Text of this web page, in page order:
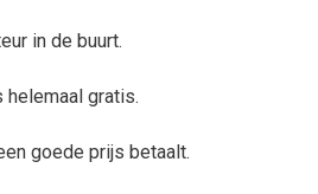
in de buurt.
gratis.
goede prijs betaalt.